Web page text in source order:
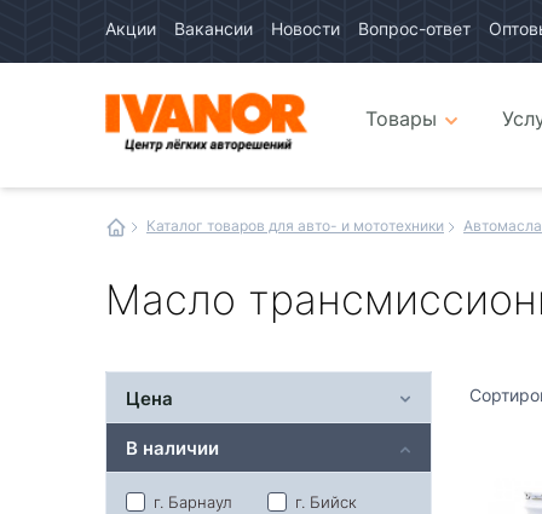
Акции Вакансии Новости Вопрос-ответ
интернетТовары
Каталог товаров для авто- и мототехники Автомасла
Масло
Цена
В наличии
г. Барнаул г. Бийск